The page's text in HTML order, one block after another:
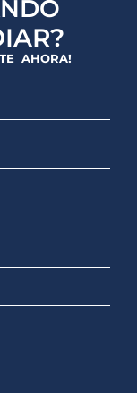
AHORA!